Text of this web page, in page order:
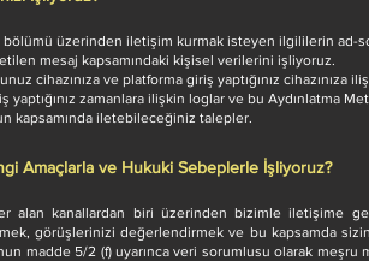
üzerinden iletişim kurmak isteyen ilgililerin ad-
mesaj kapsamındaki kişisel verilerini işliyoruz.
cihazınıza ve platforma giriş yaptığınız cihazınıza
zamanlara ilişkin loglar ve bu Aydınlatma
kapsamında iletebileceğiniz talepler.
Amaçlarla ve Hukuki Sebeplerle İşliyoruz?
alan kanallardan biri üzerinden bizimle iletişime
görüşlerinizi değerlendirmek ve bu kapsamda
madde 5/2 (f) uyarınca veri sorumlusu olarak meşru